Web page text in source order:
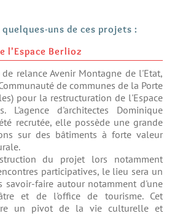
uns de ces projets :
l'Espace Berlioz
relance Avenir Montagne de l'Etat,
de communes de la Porte
pour la restructuration de l'Espace
L'agence d'architectes Dominique
recrutée, elle possède une grande
sur des bâtiments à forte valeur
du projet lors notamment
participatives, le lieu sera un
savoir-faire autour notamment d'une
et de l'office de tourisme. Cet
un pivot de la vie culturelle et